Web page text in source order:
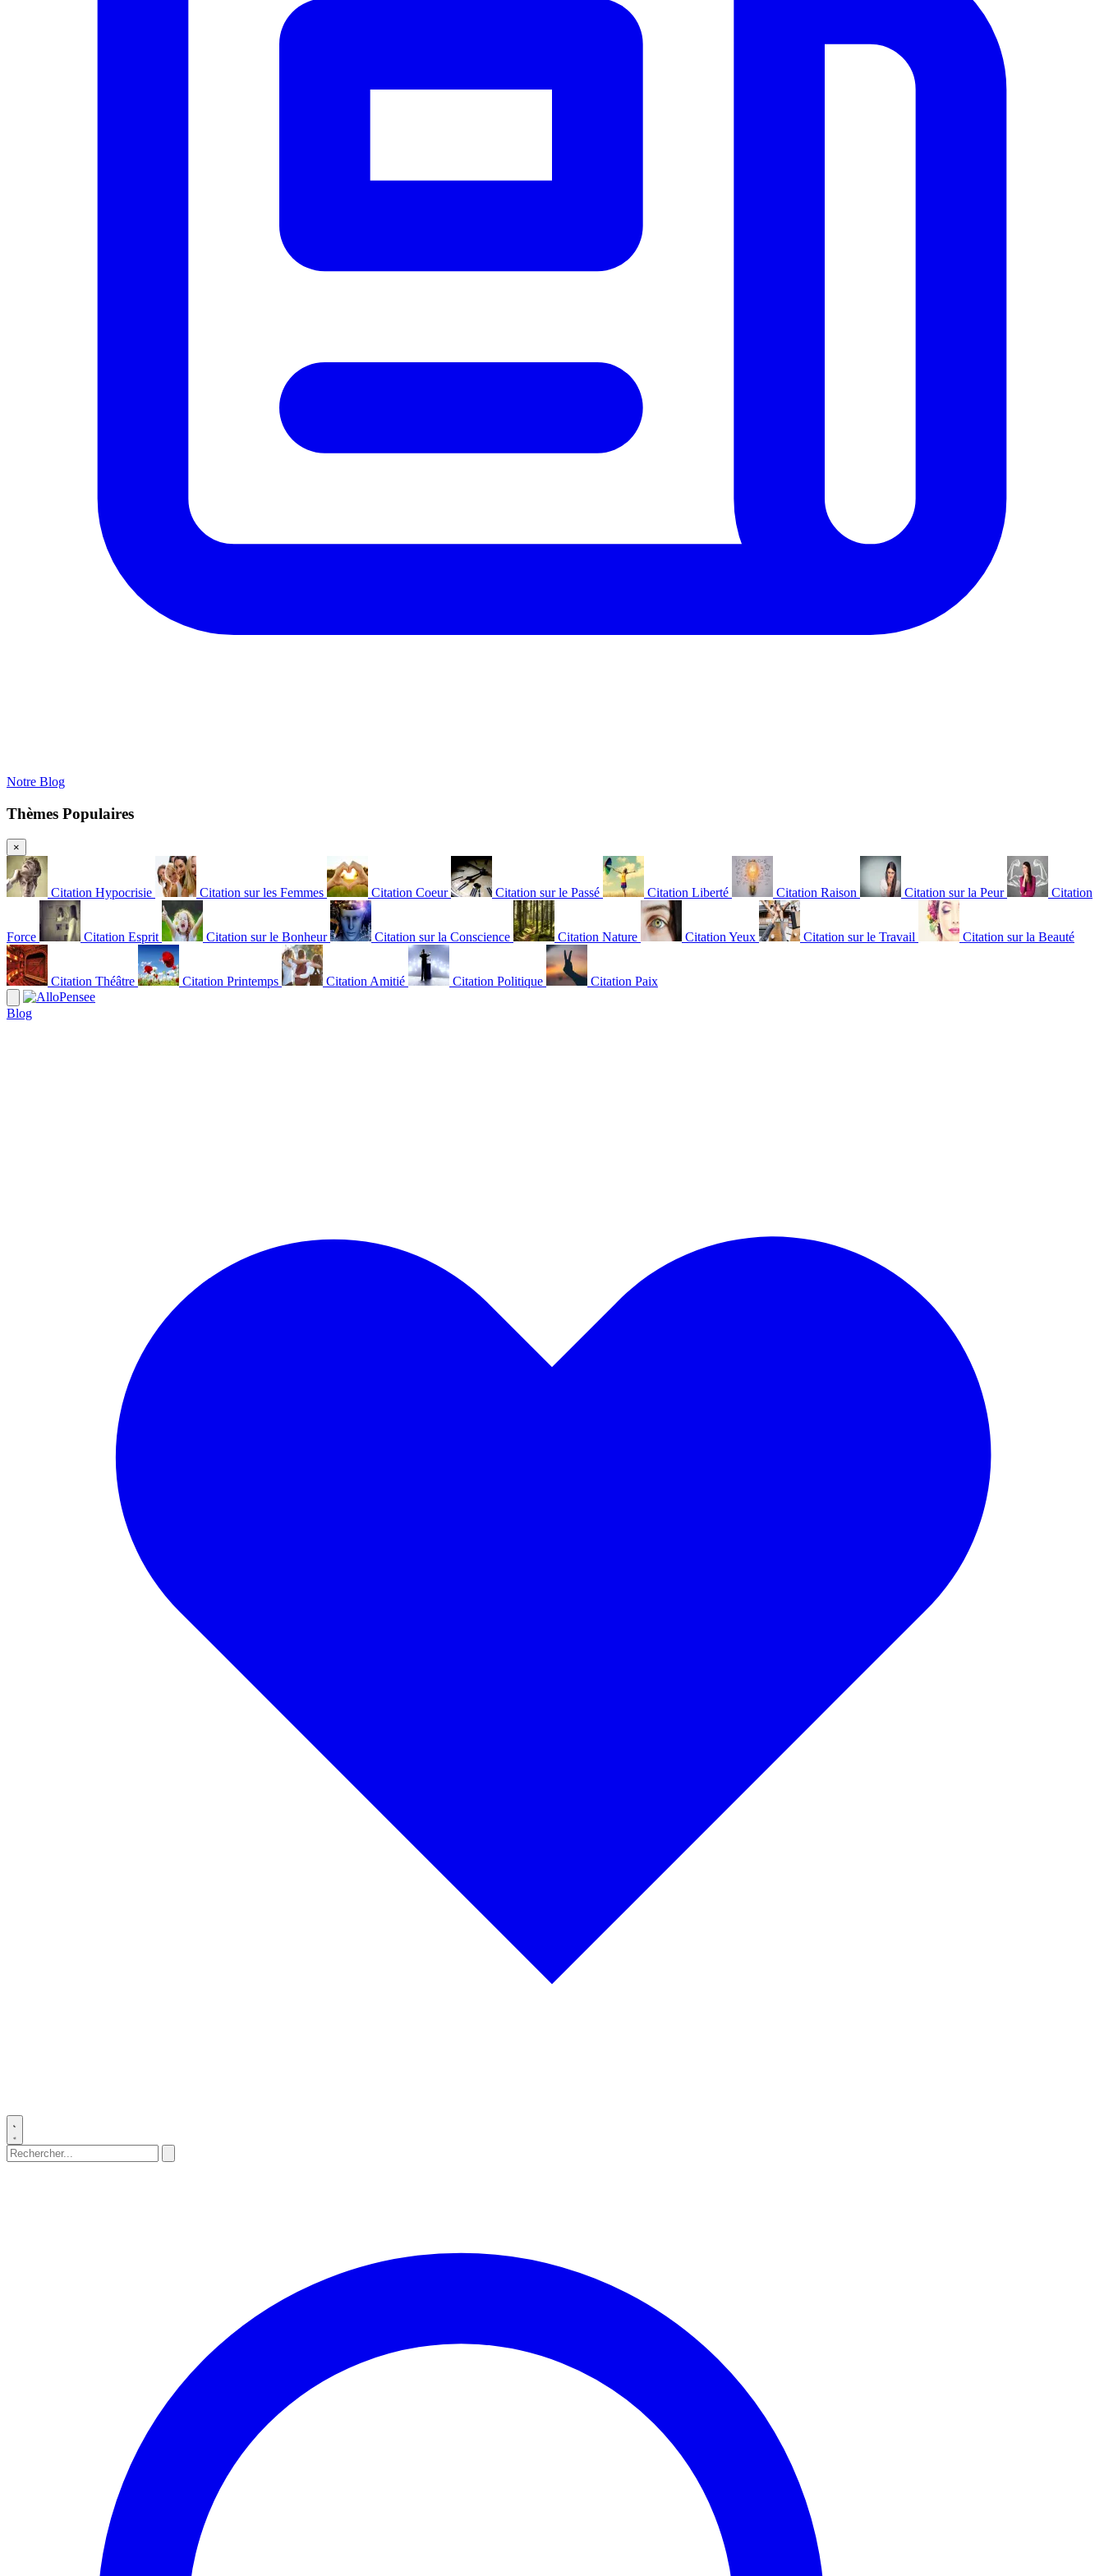
Notre Blog
Thèmes Populaires
×
Citation Hypocrisie Citation sur les Femmes Citation Coeur Citation sur le Passé Citation Liberté Citation Raison Citation sur la Peur Citation
Force Citation Esprit Citation sur le Bonheur Citation sur la Conscience Citation Nature Citation Yeux Citation sur le Travail Citation sur la Beauté
Citation Théâtre Citation Printemps Citation Amitié Citation Politique Citation Paix
Blog